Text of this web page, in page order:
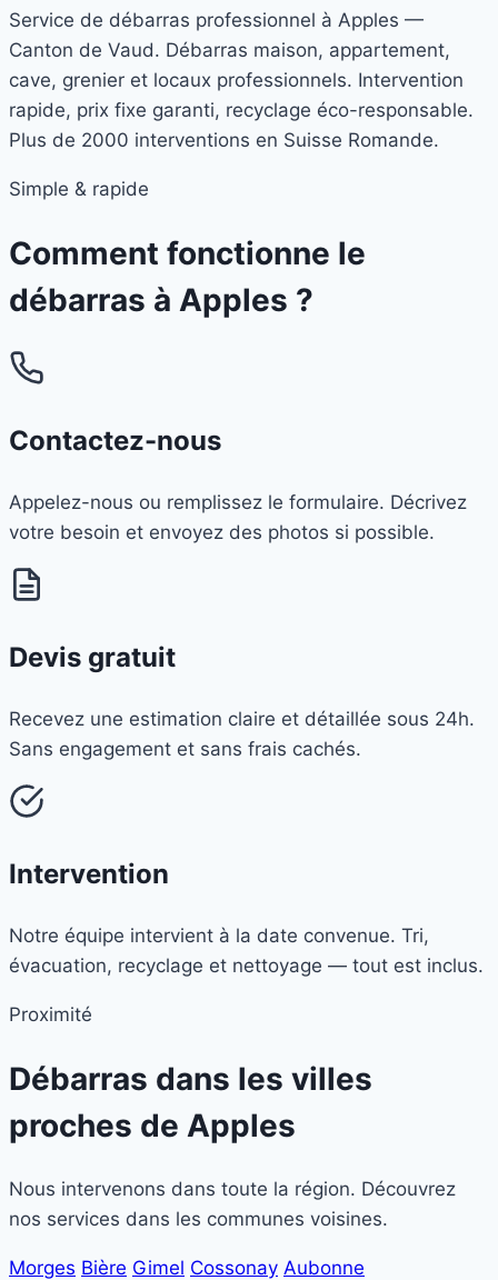
Service de débarras professionnel à Apples —
Canton de Vaud. Débarras maison, appartement,
cave, grenier et locaux professionnels. Intervention
rapide, prix fixe garanti, recyclage éco-responsable.
Plus de 2000 interventions en Suisse Romande.
Simple & rapide
Comment fonctionne le
débarras à Apples ?
Contactez-nous
Appelez-nous ou remplissez le formulaire. Décrivez
votre besoin et envoyez des photos si possible.
Devis gratuit
Recevez une estimation claire et détaillée sous 24h.
Sans engagement et sans frais cachés.
Intervention
Notre équipe intervient à la date convenue. Tri,
évacuation, recyclage et nettoyage — tout est inclus.
Proximité
Débarras dans les villes
proches de Apples
Nous intervenons dans toute la région. Découvrez
nos services dans les communes voisines.
Morges Bière Gimel Cossonay Aubonne